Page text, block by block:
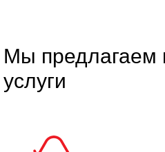
Мы предлагаем
услуги